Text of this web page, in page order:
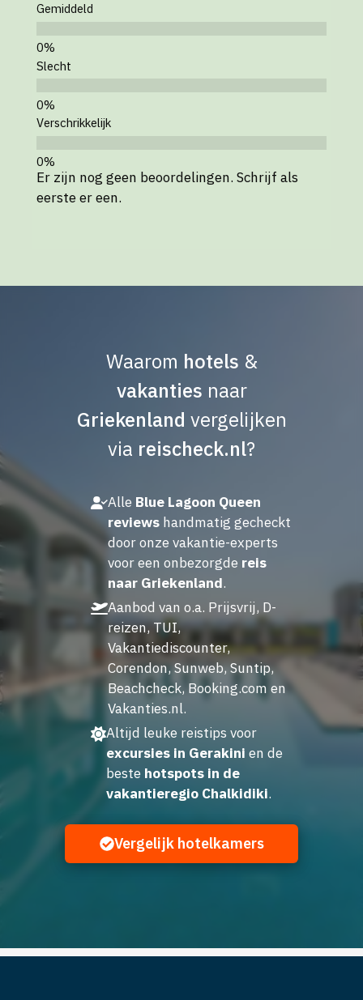
Gemiddeld
Slecht
Verschrikkelijk
Er zijn nog geen beoordelingen. Schrijf als
eerste er een.
Waarom hotels &
vakanties naar
Griekenland vergelijken
via reischeck.nl?
Alle Blue Lagoon Queen
reviewshandmatig gecheckt
door onze vakantie-experts
voor een onbezorgde reis
naar Griekenland.
Aanbod van o.a. Prijsvrij, D-
reizen, TUI,
Vakantiediscounter,
Corendon, Sunweb, Suntip,
Beachcheck, Booking.com en
Vakanties.nl.
Altijd leuke reistips voor
excursies in Gerakini en de
beste hotspots in de
vakantieregio Chalkidiki.
Vergelijk hotelkamers